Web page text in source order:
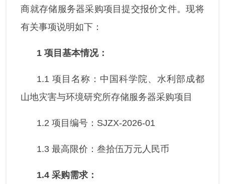
商就存储服务器采购项目提交报价文件。现将
有关事项说明如下：
1项目基本情况：
1.1 项目名称：中国科学院、水利部成都
山地灾害与环境研究所存储服务器采购项目
1.2 项目编号：SJZX-2026-01
1.3 最高限价：叁拾伍万元人民币
1.4采购需求：